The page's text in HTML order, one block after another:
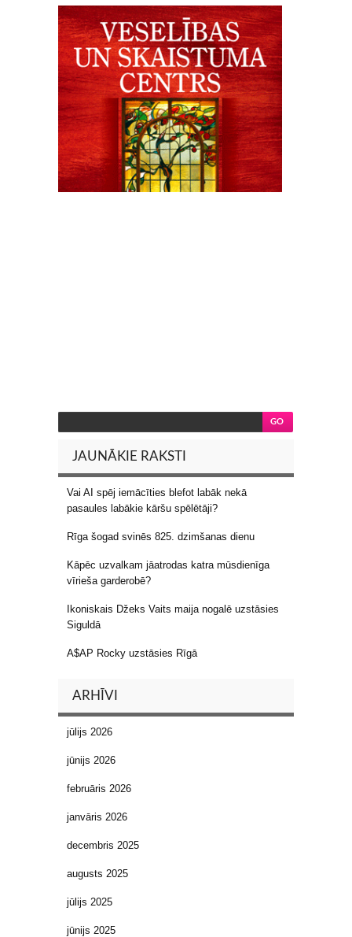
JAUNĀKIE RAKSTI
Vai AI spēj iemācīties blefot labāk nekā
pasaules labākie kāršu spēlētāji?
Rīga šogad svinēs 825. dzimšanas dienu
Kāpēc uzvalkam jāatrodas katra mūsdienīga
vīrieša garderobē?
Ikoniskais Džeks Vaits maija nogalē uzstāsies
Siguldā
A$AP Rocky uzstāsies Rīgā
ARHĪVI
jūlijs 2026
jūnijs 2026
februāris 2026
janvāris 2026
decembris 2025
augusts 2025
jūlijs 2025
jūnijs 2025